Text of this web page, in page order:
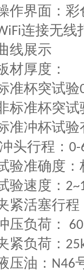
作界面：彩
连接无线
线展示
材厚度：
准杯突试验
标准杯突试
准冲杯试
冲头行程： 0-
验准确度
验速度：
紧活塞行程
压负荷：
紧负荷： 2
压油： N46